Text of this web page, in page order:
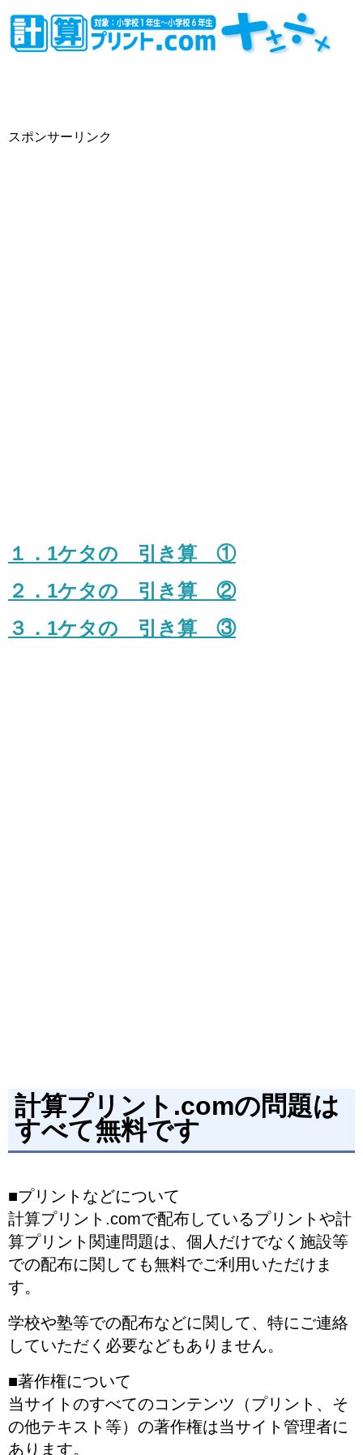
スポンサーリンク
１．1ケタの 引き算 ①
２．1ケタの 引き算 ②
３．1ケタの 引き算 ③
計算プリント.comの問題は
すべて無料です
■プリントなどについて
計算プリント.comで配布しているプリントや計
算プリント関連問題は、個人だけでなく施設等
での配布に関しても無料でご利用いただけま
す。
学校や塾等での配布などに関して、特にご連絡
していただく必要などもありません。
■著作権について
当サイトのすべてのコンテンツ（プリント、そ
の他テキスト等）の著作権は当サイト管理者に
あります。